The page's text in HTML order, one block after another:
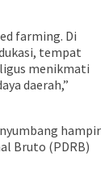
farming. Di
tempat
menikmati
daerah,”
hampir
Bruto (PDRB)